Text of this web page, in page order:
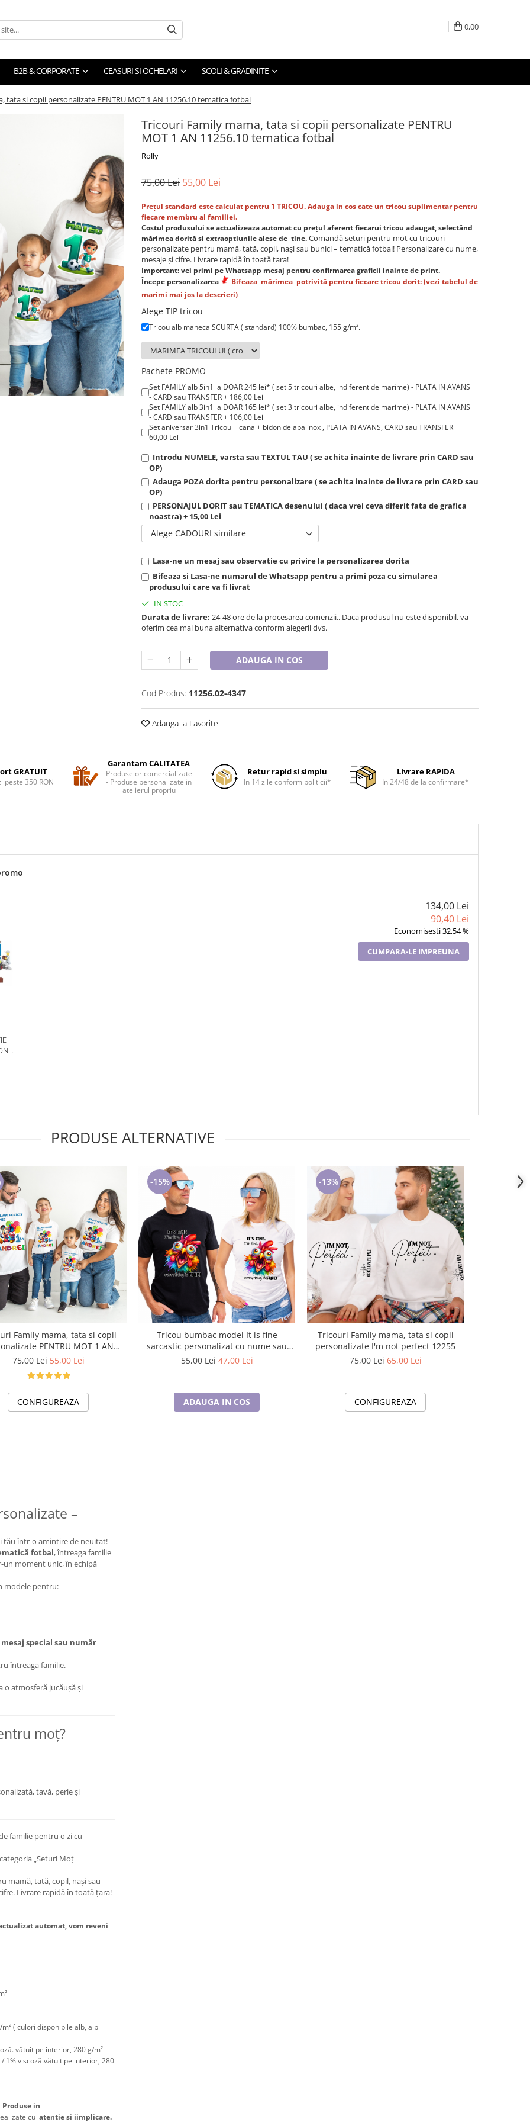
0,00
B2B & CORPORATE CEASURI SI OCHELARI SCOLI & GRADINITE
tata si copii personalizate PENTRU MOT 1 AN 11256.10 tematica fotbal
Tricouri Family mama, tata si copii personalizate PENTRU
MOT 1 AN 11256.10 tematica fotbal
Rolly
75,00 Lei 55,00 Lei
Prețul standard este calculat pentru 1 TRICOU. Adauga in cos cate un tricou suplimentar pentru
fiecare membru al familiei.
Costul produsului seactualizeazaautomatcu prețul aferent fiecarui tricou adaugat,selectând
mărimeadorităsi extraoptiunile alese de tine.Comandă seturi pentru moț cu tricouri
personalizate pentru mamă, tată, copil, nași sau bunici – tematică fotbal! Personalizare cu nume,
mesaje și cifre. Livrare rapidă în toată țara!
Important: vei primi pe Whatsapp mesaj pentru confirmarea graficii inainte de print.
Începe personalizarea
Bifeaza mărimea potrivită pentru fiecare tricou dorit: (vezi tabelul de
marimi mai jos la descrieri)
Alege TIP tricou
Tricou alb maneca SCURTA ( standard) 100% bumbac, 155 g/m².
Pachete PROMO
Set FAMILY alb 5in1 la DOAR 245 lei* ( set 5 tricouri albe, indiferent de marime) - PLATA IN AVANS
- CARD sau TRANSFER + 186,00 Lei
Set FAMILY alb 3in1 la DOAR 165 lei* ( set 3 tricouri albe, indiferent de marime) - PLATA IN AVANS
- CARD sau TRANSFER + 106,00 Lei
Set aniversar 3in1 Tricou + cana + bidon de apa inox , PLATA IN AVANS, CARD sau TRANSFER +
60,00 Lei
Introdu NUMELE, varsta sau TEXTUL TAU ( se achita inainte de livrare prin CARD sau
OP)
Adauga POZA dorita pentru personalizare ( se achita inainte de livrare prin CARD sau
OP)
PERSONAJUL DORIT sau TEMATICA desenului ( daca vrei ceva diferit fata de grafica
noastra) + 15,00 Lei
Alege CADOURI similare
Lasa-ne un mesaj sau observatie cu privire la personalizarea dorita
Bifeaza si Lasa-ne numarul de Whatsapp pentru a primi poza cu simularea
produsului care va fi livrat
IN STOC
Durata de livrare: 24-48 ore de la procesarea comenzii.. Daca produsul nu este disponibil, va
oferim cea mai buna alternativa conform alegerii dvs.
ADAUGA IN COS
Cod Produs: 11256.02-4347
Adauga la Favorite
GRATUIT
peste 350 RON
Garantam CALITATEA
Produselor comercializate
- Produse personalizate in
atelierul propriu
Retur rapid si simplu
In 14 zile conform politicii*
Livrare RAPIDA
In 24/48 de la confirmare*
134,00 Lei
90,40 Lei
Economisesti 32,54 %
CUMPARA-LE IMPREUNA
PRODUSE ALTERNATIVE
Family mama, tata si copii
PENTRU MOT 1 AN
11256.01 MICKEY MOUSE
75,00 Lei55,00 Lei
CONFIGUREAZA
-15%
Tricou bumbac model It is fine
sarcastic personalizat cu nume sau
poza preferata TC5056
55,00 Lei47,00 Lei
ADAUGA IN COS
-13%
Tricouri Family mama, tata si copii
personalizate I'm not perfect 12255
75,00 Lei65,00 Lei
CONFIGUREAZA
–
într-o amintire de neuitat!
fotbal, întreaga familie
un moment unic, în echipă
modele pentru:
special sau număr
întreaga familie.
o atmosferă jucăușă și
moț?
tavă, perie și
familie pentru o zi cu
„Seturi Moț
mamă, tată, copil, nași sau
Livrare rapidă în toată țara!
automat, vom reveni
( culori disponibile alb, alb
vătuit pe interior, 280 g/m²
1% viscoză.vătuit pe interior, 280
Produse in
cu atentie si iimplicare.